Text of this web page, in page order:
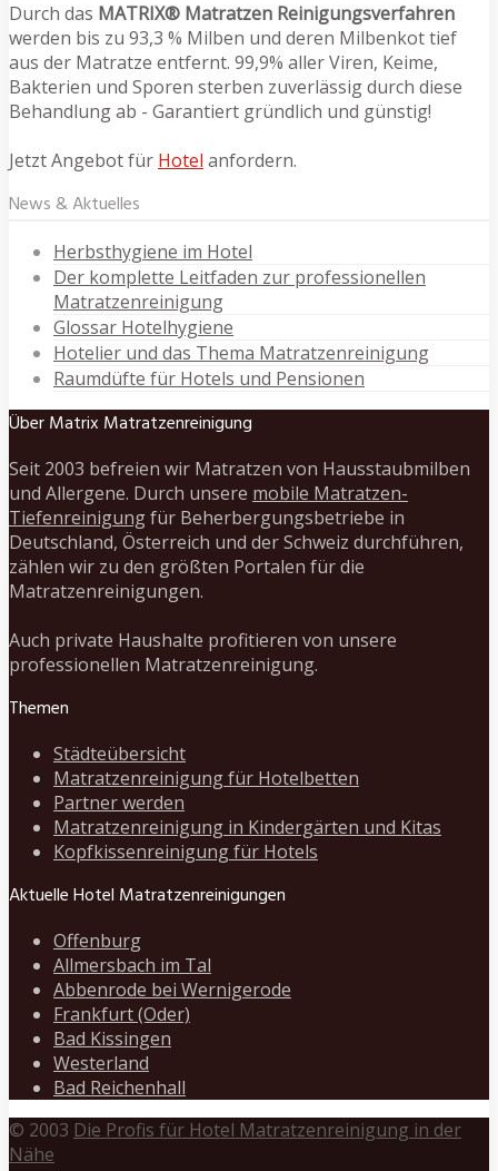
Durch das MATRIX® Matratzen Reinigungsverfahren
werden bis zu 93,3 % Milben und deren Milbenkot tief
aus der Matratze entfernt. 99,9% aller Viren, Keime,
Bakterien und Sporen sterben zuverlässig durch diese
Behandlung ab - Garantiert gründlich und günstig!
Jetzt Angebot für Hotel anfordern.
News & Aktuelles
Herbsthygiene im Hotel
Der komplette Leitfaden zur professionellen
Matratzenreinigung
Glossar Hotelhygiene
Hotelier und das Thema Matratzenreinigung
Raumdüfte für Hotels und Pensionen
Über Matrix Matratzenreinigung
Seit 2003 befreien wir Matratzen von Hausstaubmilben
und Allergene. Durch unsere mobile Matratzen-
Tiefenreinigungfür Beherbergungsbetriebe in
Deutschland, Österreich und der Schweiz durchführen,
zählen wir zu den größten Portalen für die
Matratzenreinigungen.
Auch private Haushalte profitieren von unsere
professionellen Matratzenreinigung.
Themen
Städteübersicht
Matratzenreinigung für Hotelbetten
Partner werden
Matratzenreinigung in Kindergärten und Kitas
Kopfkissenreinigung für Hotels
Aktuelle Hotel Matratzenreinigungen
Offenburg
Allmersbach im Tal
Abbenrode bei Wernigerode
Frankfurt (Oder)
Bad Kissingen
Westerland
Bad Reichenhall
© 2003 Die Profis für Hotel Matratzenreinigung in der
Nähe